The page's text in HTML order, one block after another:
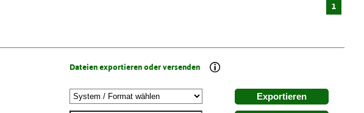
1
Dateien exportieren oder versenden
Exportieren